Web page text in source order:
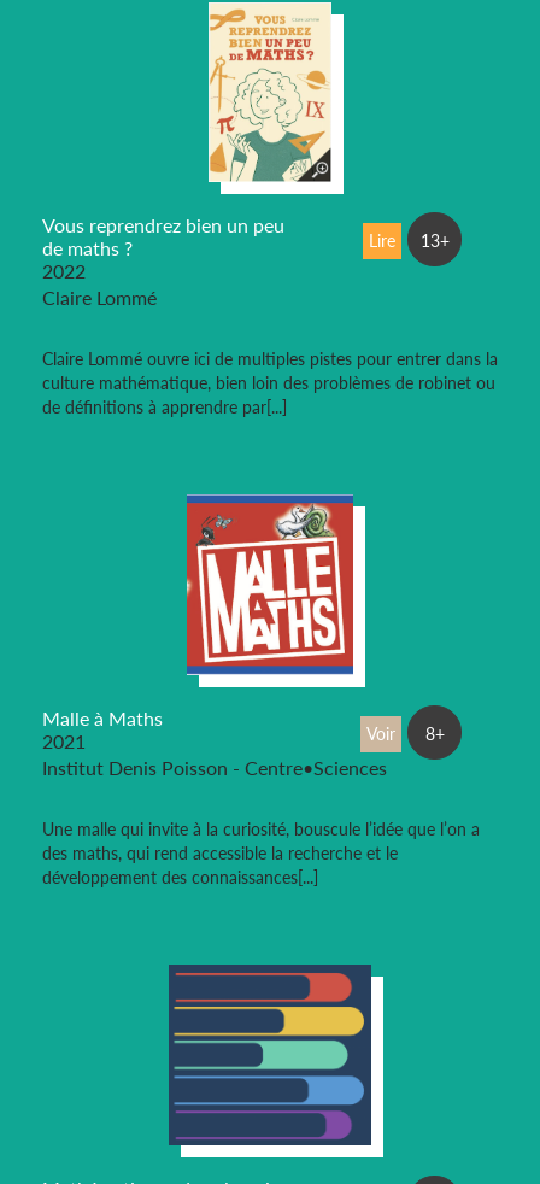
Vous reprendrez bien un peu
de maths ?
2022
Claire Lommé
Claire Lommé ouvre ici de multiples pistes pour entrer dans la
culture mathématique, bien loin des problèmes de robinet ou
de définitions à apprendre par[...]
Lire 13+
Malle à Maths
2021
Institut Denis Poisson - Centre•Sciences
Une malle qui invite à la curiosité, bouscule l’idée que l’on a
des maths, qui rend accessible la recherche et le
développement des connaissances[...]
Voir 8+